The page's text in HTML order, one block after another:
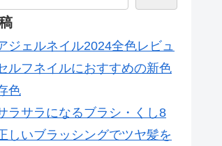
ジェルネイル2024全色レビュ
ルフネイルにおすすめの新色
色
ラサラになるブラシ・くし8
しいブラッシングでツヤ髪を